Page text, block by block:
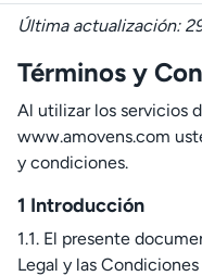
Última actualización:
Términos y
Al utilizar los servicios
www.amovens.com
y condiciones.
1 Introducción
1.1. El presente
Legal y las